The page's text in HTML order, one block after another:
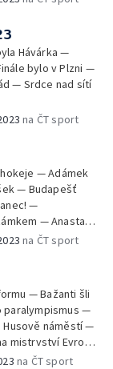
Hávárka —
bylo v Plzni —
— Srdce nad sítí
na ČT sport
— Adámek
— Budapešť
—
— Anastasja
na ČT sport
— Bažanti šli
paralympismus —
náměstí —
mistrvství Evropy
na ČT sport